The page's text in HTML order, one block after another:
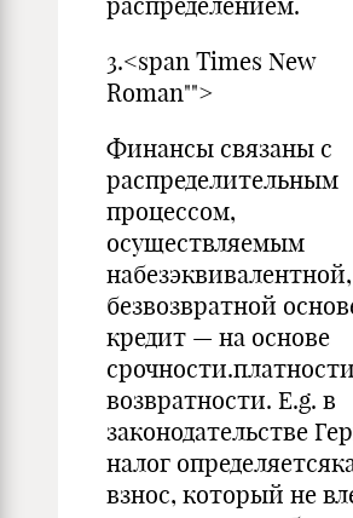
3.<span Times New
Roman"">
Финансы связаны с
распределительным
процессом,
осуществляемым
набезэквивалентной,
безвозвратной
кредит — на основе
возвратности. E.g. в
законодательстве
налог
взнос, который не